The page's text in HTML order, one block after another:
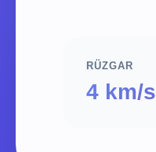
RÜZGAR
4 km/s